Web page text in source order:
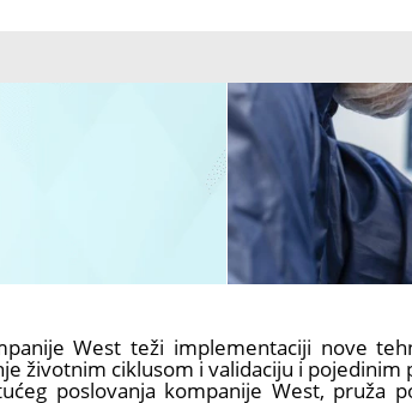
West teži implementaciji nove
životnim ciklusom i validaciju i
poslovanja kompanije West, pruža